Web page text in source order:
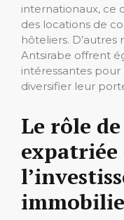
internationaux, ce
des locations de
hôteliers.
Antsirabe offrent
intéressantes pour
diversifier leur
Le rôle
expatriée